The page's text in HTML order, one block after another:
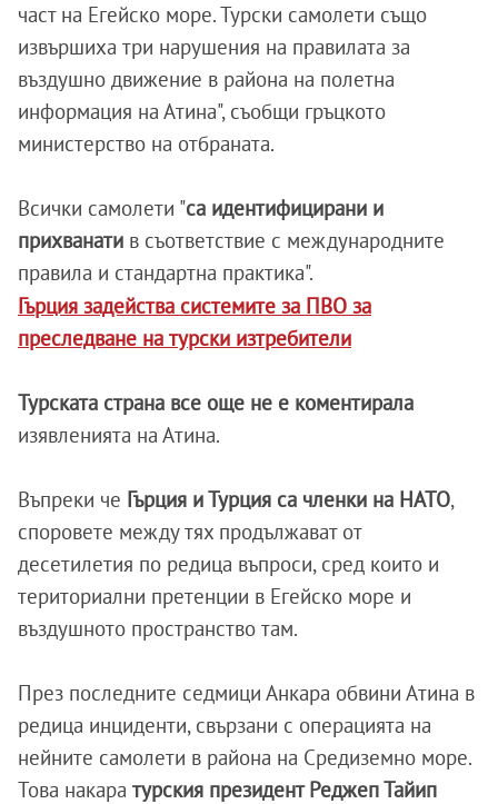
част на Егейско море. Турски самолети също
извършиха три нарушения на правилата за
въздушно движение в района на полетна
информация на Атина", съобщи гръцкото
министерство на отбраната.
Всички самолети "са идентифицирани и
прихванати в съответствие с международните
правила и стандартна практика".
Гърция задейства системите за ПВО за
преследване на турски изтребители
Турската страна все още не е коментирала
изявленията на Атина.
Въпреки че Гърция и Турция са членки на НАТО,
споровете между тях продължават от
десетилетия по редица въпроси, сред които и
териториални претенции в Егейско море и
въздушното пространство там.
През последните седмици Анкара обвини Атина в
редица инциденти, свързани с операцията на
нейните самолети в района на Средиземно море.
Това накара турския президент Реджеп Тайип